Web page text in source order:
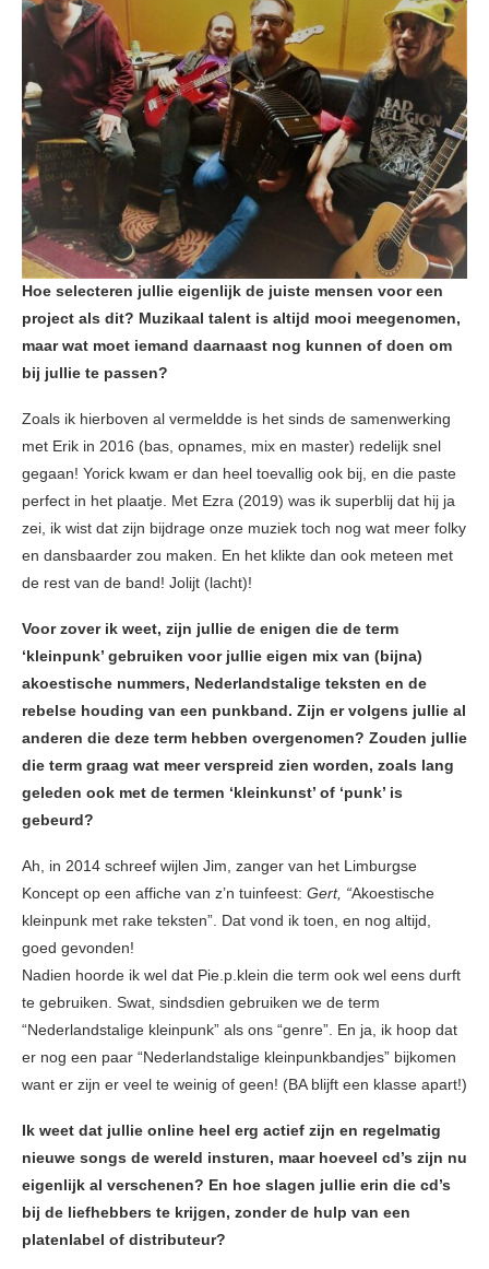
Hoe selecteren jullie eigenlijk de juiste mensen voor een
project als dit? Muzikaal talent is altijd mooi meegenomen,
maar wat moet iemand daarnaast nog kunnen of doen om
bij jullie te passen?
Zoals ik hierboven al vermeldde is het sinds de samenwerking
met Erik in 2016 (bas, opnames, mix en master) redelijk snel
gegaan! Yorick kwam er dan heel toevallig ook bij, en die paste
perfect in het plaatje. Met Ezra (2019) was ik superblij dat hij ja
zei, ik wist dat zijn bijdrage onze muziek toch nog wat meer folky
en dansbaarder zou maken. En het klikte dan ook meteen met
de rest van de band! Jolijt (lacht)!
Voor zover ik weet, zijn jullie de enigen die de term
‘kleinpunk’ gebruiken voor jullie eigen mix van (bijna)
akoestische nummers, Nederlandstalige teksten en de
rebelse houding van een punkband. Zijn er volgens jullie al
anderen die deze term hebben overgenomen? Zouden jullie
die term graag wat meer verspreid zien worden, zoals lang
geleden ook met de termen ‘kleinkunst’ of ‘punk’ is
gebeurd?
Ah, in 2014 schreef wijlen Jim, zanger van het Limburgse
Koncept op een affiche van z’n tuinfeest: Gert, “Akoestische
kleinpunk met rake teksten”. Dat vond ik toen, en nog altijd,
goed gevonden!
Nadien hoorde ik wel dat Pie.p.klein die term ook wel eens durft
te gebruiken. Swat, sindsdien gebruiken we de term
“Nederlandstalige kleinpunk” als ons “genre”. En ja, ik hoop dat
er nog een paar “Nederlandstalige kleinpunkbandjes” bijkomen
want er zijn er veel te weinig of geen! (BA blijft een klasse apart!)
Ik weet dat jullie online heel erg actief zijn en regelmatig
nieuwe songs de wereld insturen, maar hoeveel cd’s zijn nu
eigenlijk al verschenen? En hoe slagen jullie erin die cd’s
bij de liefhebbers te krijgen, zonder de hulp van een
platenlabel of distributeur?